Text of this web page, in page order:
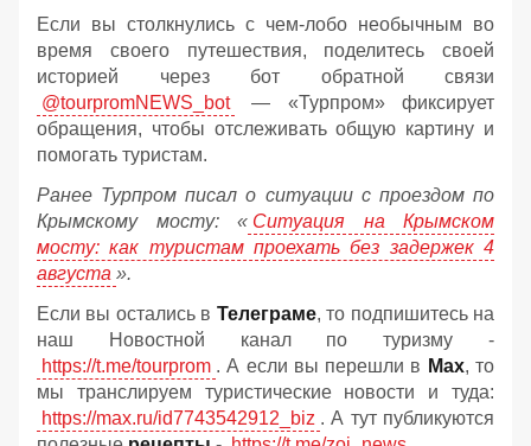
Если вы столкнулись с чем-лобо необычным во
время своего путешествия, поделитесь своей
историей через бот обратной связи
@tourpromNEWS_bot
— «Турпром» фиксирует
обращения, чтобы отслеживать общую картину и
помогать туристам.
Ранее Турпром писал о ситуации с проездом по
Крымскому мосту: « Ситуация на Крымском
мосту: как туристам проехать без задержек 4
августа ».
Если вы остались в Телеграме, то подпишитесь на
наш Новостной канал по туризму -
https://t.me/tourprom . А если вы перешли в Мах, то
мы транслируем туристические новости и туда:
https://max.ru/id7743542912_biz . А тут публикуются